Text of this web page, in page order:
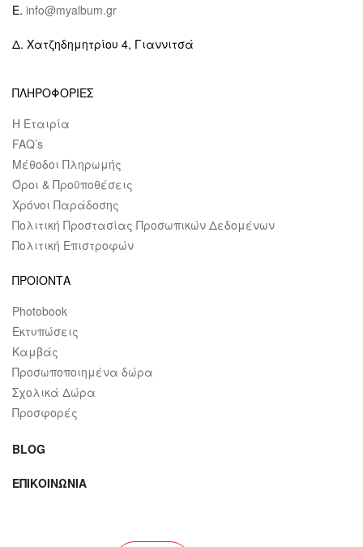
E. info@myalbum.gr
Δ. Χατζηδημητρίου 4, Γιαννιτσά
ΠΛΗΡΟΦΟΡΙΕΣ
Η Εταιρία
FAQ’s
Μέθοδοι Πληρωμής
Όροι & Προϋποθέσεις
Χρόνοι Παράδοσης
Πολιτική Προστασίας Προσωπικών Δεδομένων
Πολιτική Επιστροφών
ΠΡΟΙΟΝΤΑ
Photobook
Εκτυπώσεις
Καμβάς
Προσωποποιημένα δώρα
Σχολικά Δώρα
Προσφορές
BLOG
ΕΠΙΚΟΙΝΩΝΙΑ